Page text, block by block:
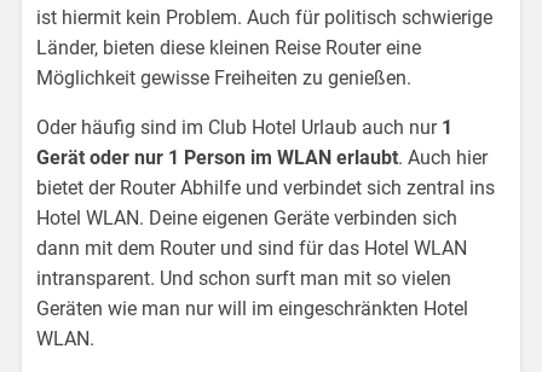
ist hiermit kein Problem. Auch für politisch schwierige
Länder, bieten diese kleinen Reise Router eine
Möglichkeit gewisse Freiheiten zu genießen.
Oder häufig sind im Club Hotel Urlaub auch nur 1
Gerät oder nur 1 Person im WLAN erlaubt. Auch hier
bietet der Router Abhilfe und verbindet sich zentral ins
Hotel WLAN. Deine eigenen Geräte verbinden sich
dann mit dem Router und sind für das Hotel WLAN
intransparent. Und schon surft man mit so vielen
Geräten wie man nur will im eingeschränkten Hotel
WLAN.